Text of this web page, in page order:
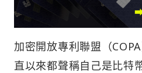
加密開放專利聯盟（
直以來都聲稱自己是比特